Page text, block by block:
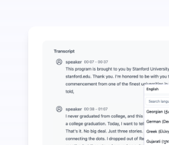
UniScribe пропонує 120
Більше функцій ШІ доступно,
Автоматично генеруйте